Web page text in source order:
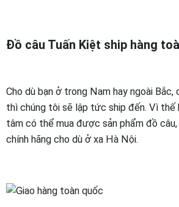
Đồ câu Tuấn Kiệt ship hàng
Cho dù bạn ở trong Nam hay ngoài Bắc,
thì chúng tôi sẽ lập tức ship đến. Vì thế
tâm có thể mua được sản phẩm đồ câu,
chính hãng cho dù ở xa Hà Nội.